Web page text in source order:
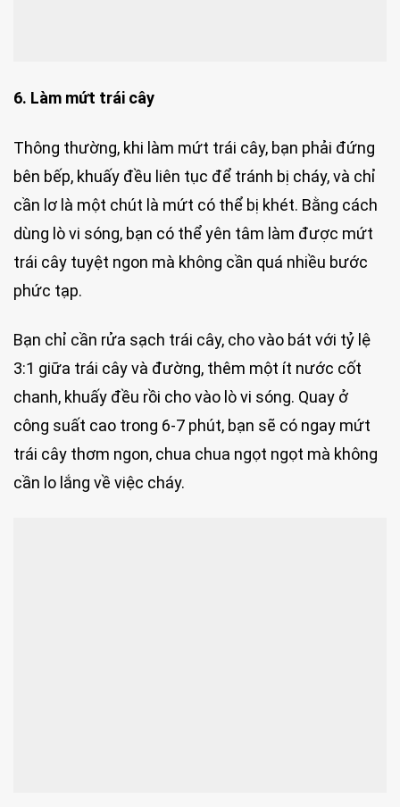
6. Làm mứt trái cây
Thông thường, khi làm mứt trái cây, bạn phải đứng
bên bếp, khuấy đều liên tục để tránh bị cháy, và chỉ
cần lơ là một chút là mứt có thể bị khét. Bằng cách
dùng lò vi sóng, bạn có thể yên tâm làm được mứt
trái cây tuyệt ngon mà không cần quá nhiều bước
phức tạp.
Bạn chỉ cần rửa sạch trái cây, cho vào bát với tỷ lệ
3:1 giữa trái cây và đường, thêm một ít nước cốt
chanh, khuấy đều rồi cho vào lò vi sóng. Quay ở
công suất cao trong 6-7 phút, bạn sẽ có ngay mứt
trái cây thơm ngon, chua chua ngọt ngọt mà không
cần lo lắng về việc cháy.